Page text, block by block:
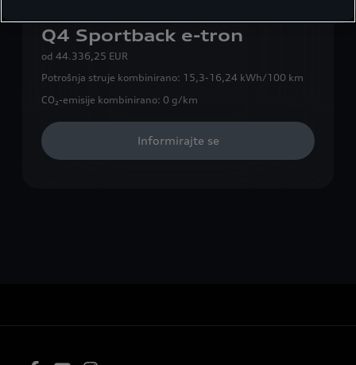
Q4 Sportback e-tron
od 44.336,25 EUR
Potrošnja struje kombinirano: 15,3-16,24 kWh/100 km
CO₂-emisije kombinirano: 0 g/km
Informirajte se